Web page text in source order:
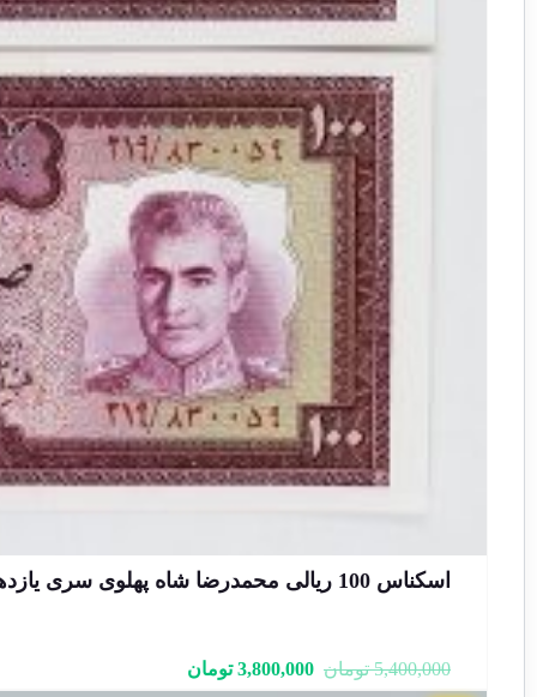
اسکناس 100 ریالی محمدرضا شاه پهلوی سری یازدهم – جفت سوپر بانکی – 830059
5,400,000 تومان
قیمت
اصلی:
3,800,000 تومان
قیمت
فعلی: